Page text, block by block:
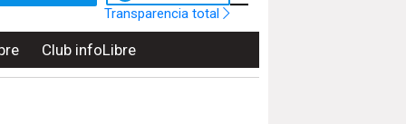
Transparencia total
Club infoLibre